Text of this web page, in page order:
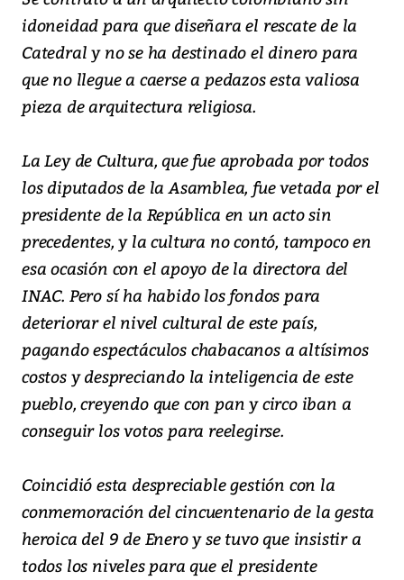
idoneidad para que diseñara el rescate de la
Catedral y no se ha destinado el dinero para
que no llegue a caerse a pedazos esta valiosa
pieza de arquitectura religiosa.
La Ley de Cultura, que fue aprobada por todos
los diputados de la Asamblea, fue vetada por el
presidente de la República en un acto sin
precedentes, y la cultura no contó, tampoco en
esa ocasión con el apoyo de la directora del
INAC. Pero sí ha habido los fondos para
deteriorar el nivel cultural de este país,
pagando espectáculos chabacanos a altísimos
costos y despreciando la inteligencia de este
pueblo, creyendo que con pan y circo iban a
conseguir los votos para reelegirse.
Coincidió esta despreciable gestión con la
conmemoración del cincuentenario de la gesta
heroica del 9 de Enero y se tuvo que insistir a
todos los niveles para que el presidente